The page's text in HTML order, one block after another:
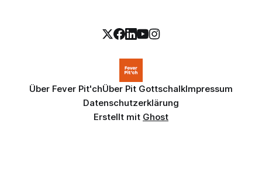
Über Fever Pit'chÜber Pit GottschalkImpressum
Datenschutzerklärung
Erstellt mit Ghost